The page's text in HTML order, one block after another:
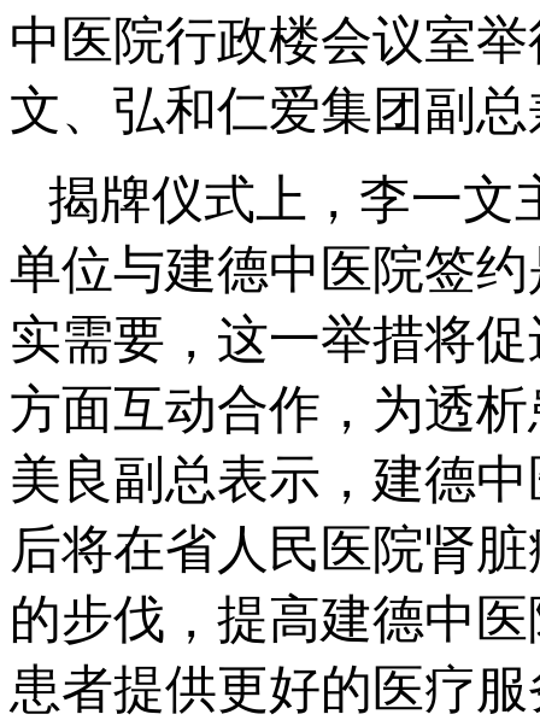
中医院行政楼会议室
文、弘和仁爱集团副
揭牌仪式上，李一文
单位与建德中医院签
实需要，这一举措将
方面互动合作，为透
美良副总表示，建德
后将在省人民医院肾
的步伐，提高建德中
患者提供更好的医疗